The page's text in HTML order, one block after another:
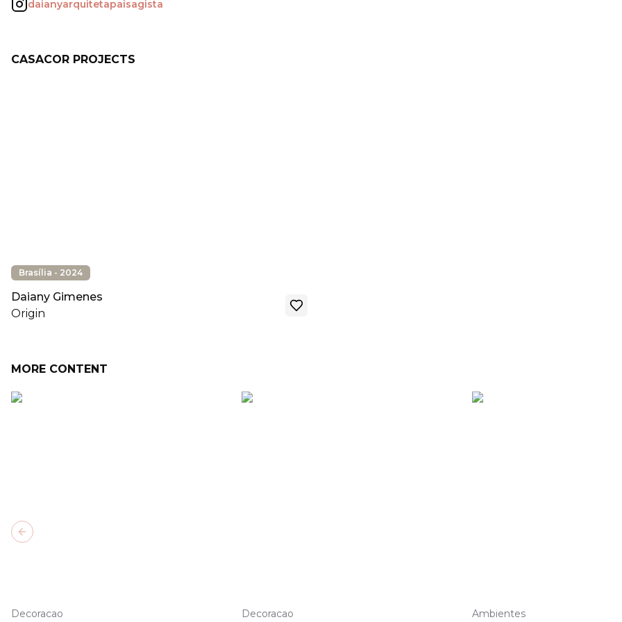
daianyarquitetapaisagista
CASACOR PROJECTS
Brasília - 2024
Daiany Gimenes
Origin
MORE CONTENT
Decoracao Decoracao Ambientes
Previous slide